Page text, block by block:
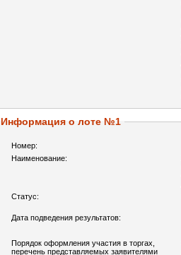
Информация о лоте №1
Номер:
Наименование:
Статус:
Дата подведения результатов:
Порядок оформления участия в торгах,
перечень представляемых заявителями